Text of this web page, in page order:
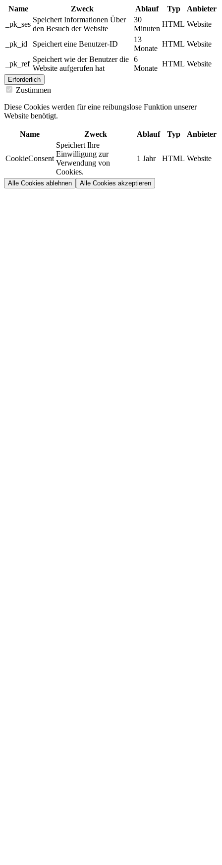
Name Zweck Ablauf Typ
Anbieter
_pk_ses
Speichert Informationen Über
den Besuch der Website
30
Minuten
HTML Website
_pk_id Speichert eine Benutzer-ID
13
Monate
HTML Website
_pk_ref
Speichert wie der Benutzer die
Website aufgerufen hat
6
Monate
HTML Website
Erforderlich
Zustimmen
Diese Cookies werden für eine reibungslose Funktion unserer
Website benötigt.
Name Zweck Ablauf Typ Anbieter
CookieConsent
Speichert Ihre
Einwilligung zur
Verwendung von
Cookies.
1 Jahr HTML Website
Alle Cookies ablehnen Alle Cookies akzeptieren